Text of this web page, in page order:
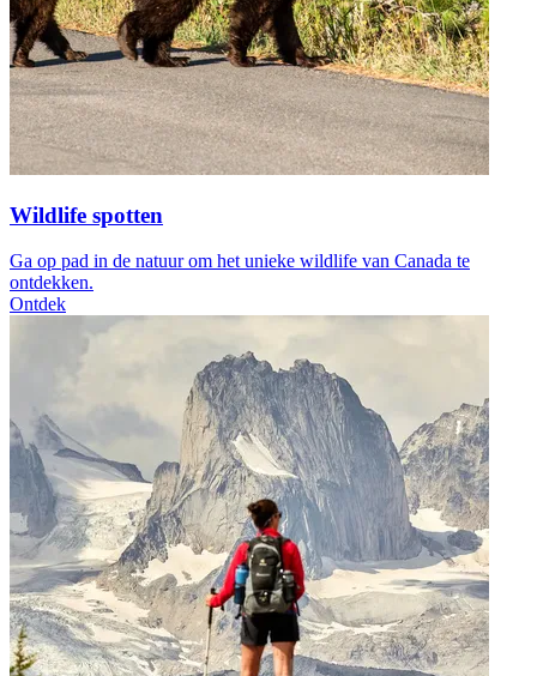
Wildlife spotten
Ga op pad in de natuur om het unieke wildlife van Canada te
ontdekken.
Ontdek